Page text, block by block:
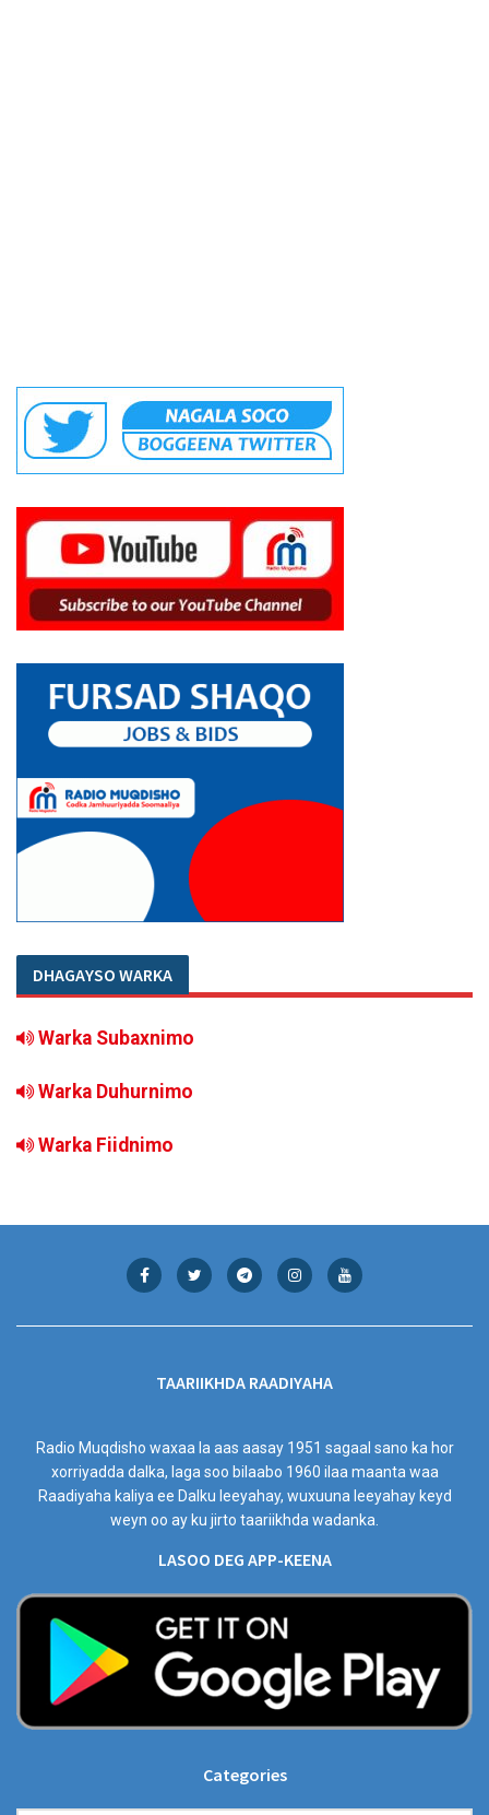
DHAGAYSO WARKA
Warka Subaxnimo
Warka Duhurnimo
Warka Fiidnimo
TAARIIKHDA RAADIYAHA
Radio Muqdisho waxaa la aas aasay 1951 sagaal sano ka hor
xorriyadda dalka, laga soo bilaabo 1960 ilaa maanta waa
Raadiyaha kaliya ee Dalku leeyahay, wuxuuna leeyahay keyd
weyn oo ay ku jirto taariikhda wadanka.
LASOO DEG APP-KEENA
Categories